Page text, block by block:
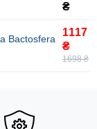
₴
Bactosfera
1117
₴
1698 ₴